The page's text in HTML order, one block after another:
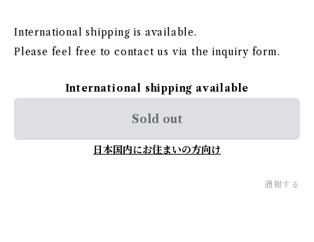
International shipping is available.
Please feel free to contact us via the inquiry form.
International shipping available
Sold out
日本国内にお住まいの方向け
通報する